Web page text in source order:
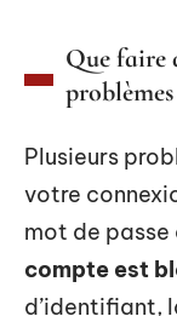
Que faire
Plusieurs
votre
mot de
compte est
d’identifiant,